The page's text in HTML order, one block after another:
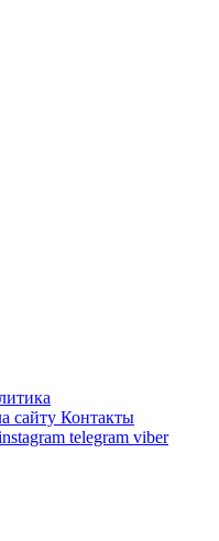
сайту Контакты
telegram viber